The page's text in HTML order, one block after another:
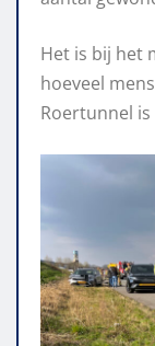
Het is bij het
hoeveel
Roertunnel